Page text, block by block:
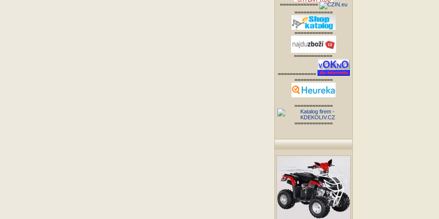
=============
=============
=============
=============
=============
=============
=============
=============